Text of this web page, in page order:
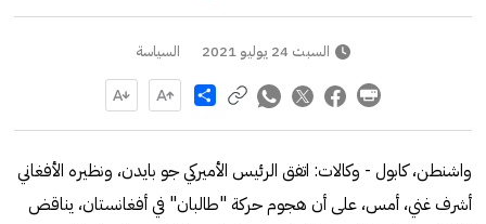
السبت 24 يوليو 2021 السياسة
Share
واشنطن، كابول - وكالات: اتفق الرئيس الأميركي جو بايدن، ونظيره الأفغاني
أشرف غني، أمس، على أن هجوم حركة "طالبان" في أفغانستان، يناقض